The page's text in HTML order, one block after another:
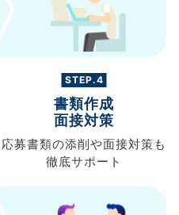
STEP.4
書類作成
面接対策
応募書類の添削や面接対策も
徹底サポート